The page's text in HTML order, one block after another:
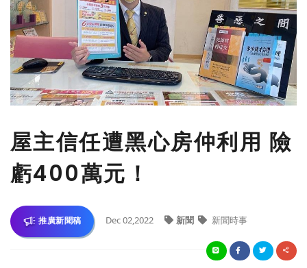
刊登
屋主信任遭黑心房仲利用 險
虧400萬元！
推廣新聞稿 Dec 02,2022 新聞 新聞時事